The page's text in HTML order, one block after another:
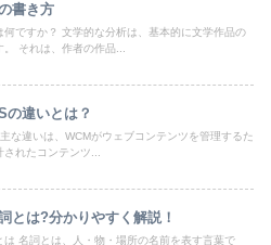
書き方
何ですか？ 文学的な分析は、基本的に文学作品の
。 それは、作者の作品...
の違いとは？
な違いは、WCMがウェブコンテンツを管理するた
されたコンテンツ...
とは?分かりやすく解説！
は 名詞とは、人・物・場所の名前を表す言葉で